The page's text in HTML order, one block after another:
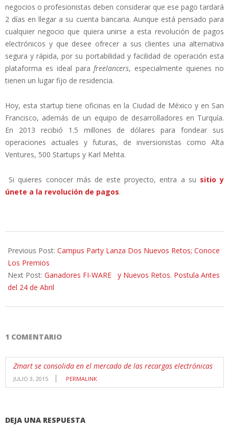
negocios o profesionistas deben considerar que ese pago tardará
2 días en llegar a su cuenta bancaria. Aunque está pensado para
cualquier negocio que quiera unirse a esta revolución de pagos
electrónicos y que desee ofrecer a sus clientes una alternativa
segura y rápida, por su portabilidad y facilidad de operación esta
plataforma es ideal parafreelancers, especialmente quienes no
tienen un lugar fijo de residencia.
Hoy, esta startup tiene oficinas en la Ciudad de México y en San
Francisco, además de un equipo de desarrolladores en Turquía.
En 2013 recibió 1.5 millones de dólares para fondear sus
operaciones actuales y futuras, de inversionistas como Alta
Ventures, 500 Startups y Karl Mehta.
Si quieres conocer más de este proyecto, entra a su sitio y
únete a la revolución de pagos.
04-
04
Previous Post: Campus Party Lanza Dos Nuevos Retos; Conoce
Los Premios
Next Post: Ganadores FI‐WARE y Nuevos Retos. Postula Antes
del 24 de Abril
1 COMENTARIO
Zmart se consolida en el mercado de las recargas electrónicas
JULIO 3, 2015 PERMALINK
DEJA UNA RESPUESTA